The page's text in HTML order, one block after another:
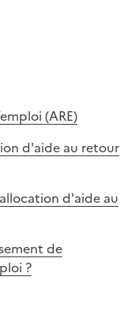
(ARE)
d'aide au retour
d'aide au
de
?